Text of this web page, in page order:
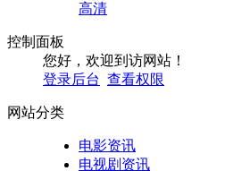
高清
控制面板
您好，欢迎到访网站！
登录后台 查看权限
网站分类
电影资讯
电视剧资讯